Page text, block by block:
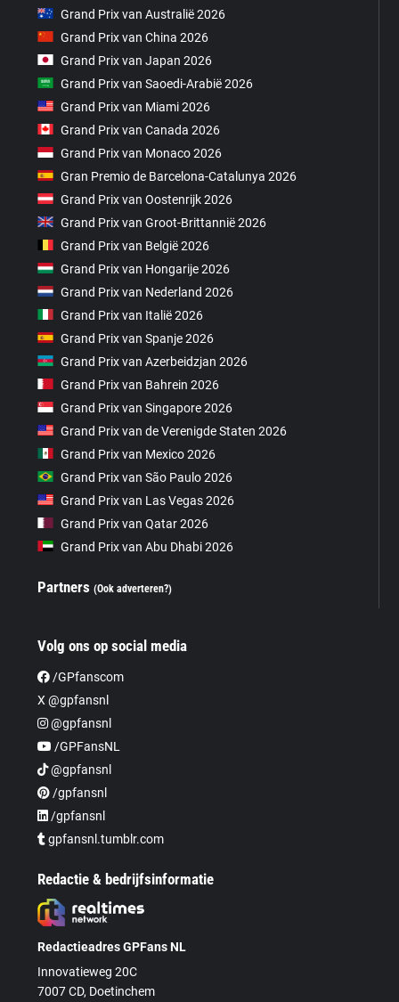
Grand Prix van Australië 2026
Grand Prix van China 2026
Grand Prix van Japan 2026
Grand Prix van Saoedi-Arabië 2026
Grand Prix van Miami 2026
Grand Prix van Canada 2026
Grand Prix van Monaco 2026
Gran Premio de Barcelona-Catalunya 2026
Grand Prix van Oostenrijk 2026
Grand Prix van Groot-Brittannië 2026
Grand Prix van België 2026
Grand Prix van Hongarije 2026
Grand Prix van Nederland 2026
Grand Prix van Italië 2026
Grand Prix van Spanje 2026
Grand Prix van Azerbeidzjan 2026
Grand Prix van Bahrein 2026
Grand Prix van Singapore 2026
Grand Prix van de Verenigde Staten 2026
Grand Prix van Mexico 2026
Grand Prix van São Paulo 2026
Grand Prix van Las Vegas 2026
Grand Prix van Qatar 2026
Grand Prix van Abu Dhabi 2026
Partners(Ook adverteren?)
Volg ons op social media
/GPfanscom
X @gpfansnl
@gpfansnl
/GPFansNL
@gpfansnl
/gpfansnl
/gpfansnl
gpfansnl.tumblr.com
Redactie & bedrijfsinformatie
Redactieadres GPFans NL
Innovatieweg 20C
7007 CD, Doetinchem